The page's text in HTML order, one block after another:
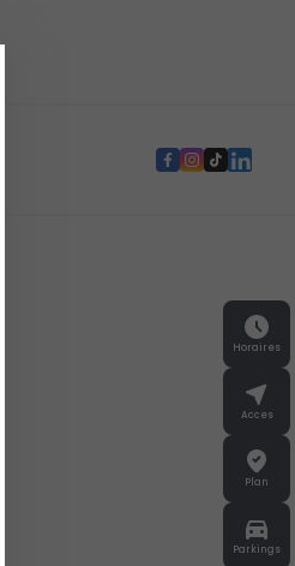
Horaires
Acces
Plan
Parkings